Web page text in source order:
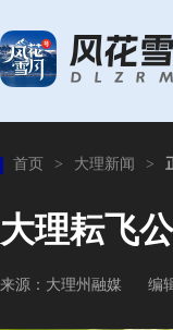
首页 > 大理新闻 >
大理耘飞
来源：大理州融媒 编